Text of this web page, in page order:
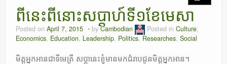
Researches
Language & Identity
Leadership
ពីនេះពីនោះសប្តាហ៍ទី១ខែមេសា
Posted on April 7, 2015 byCambodian Posted in Culture,
Economics, Education, Leadership, Politics, Researches, Social
មិត្តអ្នកអានជាទីមេត្រី សប្តានេះខ្ញុំមានមកជំរាបជូនមិត្តអ្នកអាន។